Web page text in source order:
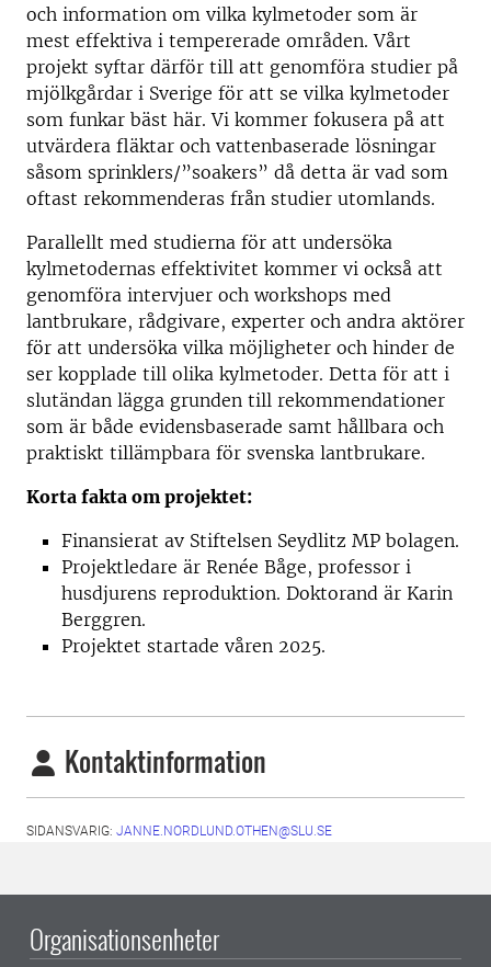
och information om vilka kylmetoder som är
mest effektiva i tempererade områden. Vårt
projekt syftar därför till att genomföra studier på
mjölkgårdar i Sverige för att se vilka kylmetoder
som funkar bäst här. Vi kommer fokusera på att
utvärdera fläktar och vattenbaserade lösningar
såsom sprinklers/”soakers” då detta är vad som
oftast rekommenderas från studier utomlands.
Parallellt med studierna för att undersöka
kylmetodernas effektivitet kommer vi också att
genomföra intervjuer och workshops med
lantbrukare, rådgivare, experter och andra aktörer
för att undersöka vilka möjligheter och hinder de
ser kopplade till olika kylmetoder. Detta för att i
slutändan lägga grunden till rekommendationer
som är både evidensbaserade samt hållbara och
praktiskt tillämpbara för svenska lantbrukare.
Korta fakta om projektet:
Finansierat av Stiftelsen Seydlitz MP bolagen.
Projektledare är Renée Båge, professor i
husdjurens reproduktion. Doktorand är Karin
Berggren.
Projektet startade våren 2025.
Kontaktinformation
SIDANSVARIG: JANNE.NORDLUND.OTHEN@SLU.SE
Organisationsenheter